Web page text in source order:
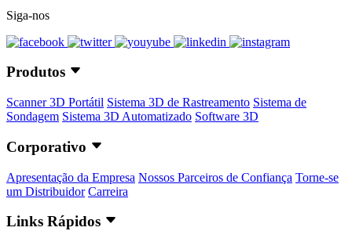
Siga-nos
Produtos
Scanner 3D Portátil Sistema 3D de Rastreamento Sistema de
Sondagem Sistema 3D Automatizado Software 3D
Corporativo
Apresentação da Empresa Nossos Parceiros de Confiança Torne-se
um Distribuidor Carreira
Links Rápidos